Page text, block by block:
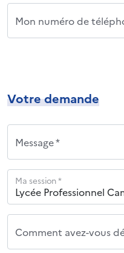
Mon numéro de
Votre demande
Message *
Ma session *
Comment avez-vous